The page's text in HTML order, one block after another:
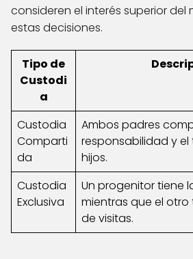
consideren el interés superior del
estas decisiones.
Tipo de
Custodi
a
Custodia
Comparti
da
Ambos padres
responsabilidad y
hijos.
Custodia
Exclusiva
Un progenitor tiene
mientras que el otro
de visitas.